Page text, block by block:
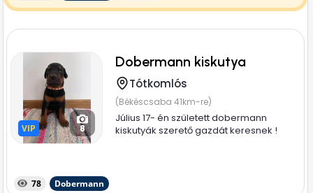
VIP
VIP 8
Dobermann kiskutya
Tótkomlós
(Békéscsaba 41km-re)
Július 17- én született dobermann
kiskutyák szerető gazdát keresnek !
78 Dobermann